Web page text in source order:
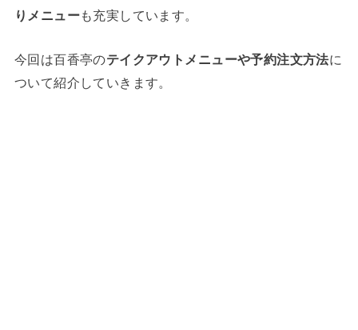
りメニューも充実しています。
今回は百香亭のテイクアウトメニューや予約注文方法に
ついて紹介していきます。